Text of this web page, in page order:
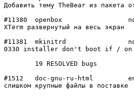
Добавить тему TheBear из пакета
#11380	openbox         	normal  	-
XTerm развернутый на весь экран
#11381	mkinitrd        	normal  	-
0330 installer don't boot if / on
#1512	doc-gnu-ru-html 	enhancement	WONTFIX
слишком крупные файлы в поставке